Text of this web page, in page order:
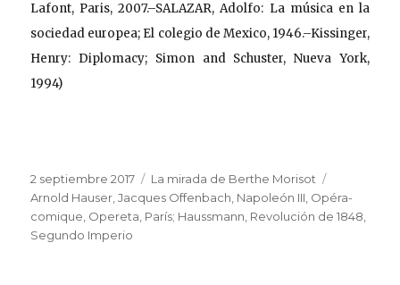
Lafont, Paris, 2007.–SALAZAR, Adolfo: La música en la
sociedad europea; El colegio de Mexico, 1946.–Kissinger,
Henry: Diplomacy; Simon and Schuster, Nueva York,
1994)
Publicado
el
2 septiembre 2017 Categorías
La mirada de Berthe Morisot
Arnold Hauser,Jacques Offenbach, Napoleón III, Opéra-
comique, Opereta, París; Haussmann, Revolución de 1848,
Segundo Imperio